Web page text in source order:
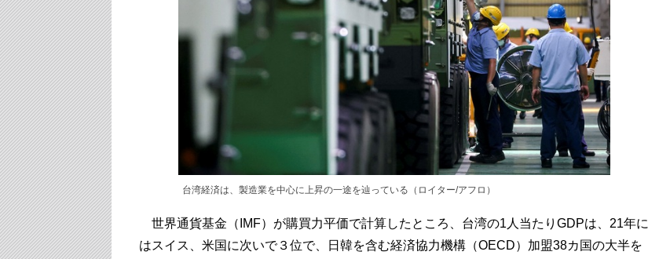
台湾経済は、製造業を中心に上昇の一途を辿っている（ロイター/アフロ）
世界通貨基金（IMF）が購買力平価で計算したところ、台湾の1人当たりGDPは、21年に
はスイス、米国に次いで３位で、日韓を含む経済協力機構（OECD）加盟38カ国の大半を